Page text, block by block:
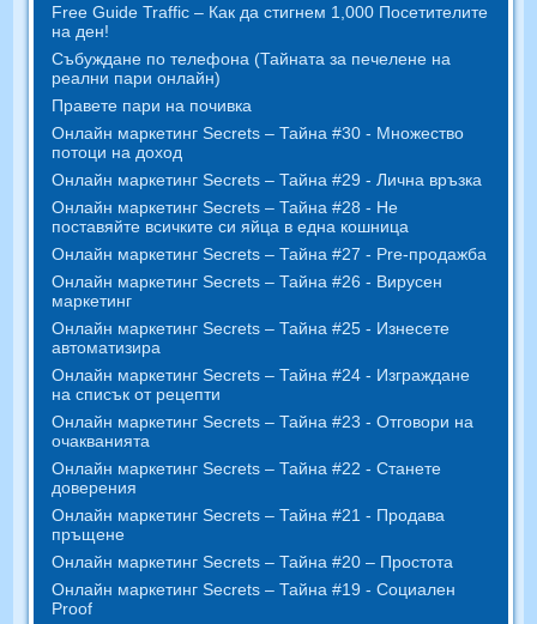
Free Guide Traffic – Как да стигнем 1,000 Посетителите
на ден!
Събуждане по телефона (Тайната за печелене на
реални пари онлайн)
Правете пари на почивка
Онлайн маркетинг Secrets – Тайна #30 - Множество
потоци на доход
Онлайн маркетинг Secrets – Тайна #29 - Лична връзка
Онлайн маркетинг Secrets – Тайна #28 - Не
поставяйте всичките си яйца в една кошница
Онлайн маркетинг Secrets – Тайна #27 - Pre-продажба
Онлайн маркетинг Secrets – Тайна #26 - Вирусен
маркетинг
Онлайн маркетинг Secrets – Тайна #25 - Изнесете
автоматизира
Онлайн маркетинг Secrets – Тайна #24 - Изграждане
на списък от рецепти
Онлайн маркетинг Secrets – Тайна #23 - Отговори на
очакванията
Онлайн маркетинг Secrets – Тайна #22 - Станете
доверения
Онлайн маркетинг Secrets – Тайна #21 - Продава
пръщене
Онлайн маркетинг Secrets – Тайна #20 – Простота
Онлайн маркетинг Secrets – Тайна #19 - Социален
Proof